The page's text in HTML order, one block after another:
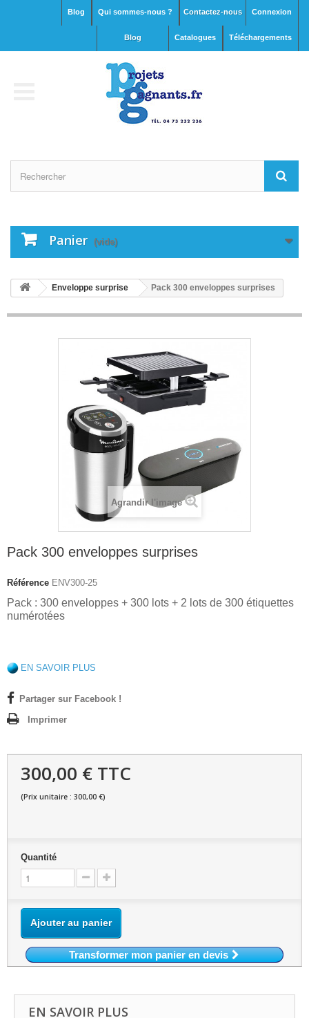
Connexion
Contactez-nous
Qui sommes-nous ?
Blog
Téléchargements
Catalogues
blog
Panier (vide)
Enveloppe surprise Pack 300 enveloppes surprises
Agrandir l'image
Pack 300 enveloppes surprises
Référence ENV300-25
Pack : 300 enveloppes + 300 lots + 2 lots de 300 étiquettes
numérotées
EN SAVOIR PLUS
Partager sur Facebook !
Imprimer
300,00 € TTC
(Prix unitaire : 300,00 €)
Quantité
Ajouter au panier
Transformer mon panier en devis
EN SAVOIR PLUS